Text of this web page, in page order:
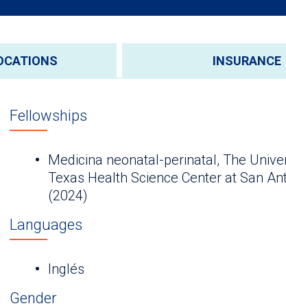
INSURANCE
Fellowships
Medicina neonatal-perinatal, The
Texas Health Science Center at San
(2024)
Languages
Inglés
Gender